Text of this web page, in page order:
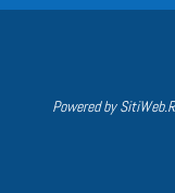
Powered by